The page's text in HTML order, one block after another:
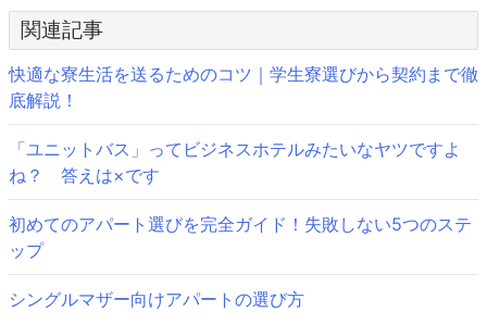
ナ
ビ
ゲ
ー
シ
ョ
ン
関連記事
快適な寮生活を送るためのコツ｜学生寮選びから契約まで徹
底解説！
「ユニットバス」ってビジネスホテルみたいなヤツですよ
ね？ 答えは×です
初めてのアパート選びを完全ガイド！失敗しない5つのステ
ップ
シングルマザー向けアパートの選び方